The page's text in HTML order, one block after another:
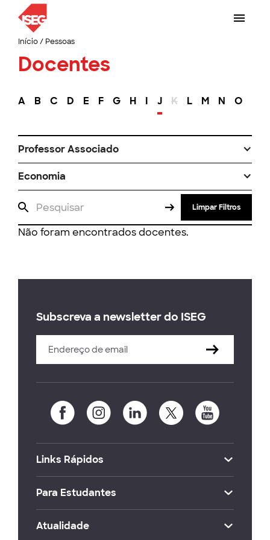
Início/ Pessoas
Docentes
A B C D E F G H I J K L M N O
Professor Associado
Economia
Limpar Filtros
Não foram encontrados docentes.
Subscreva a newsletter do ISEG
Links Rápidos
Para Estudantes
Atualidade